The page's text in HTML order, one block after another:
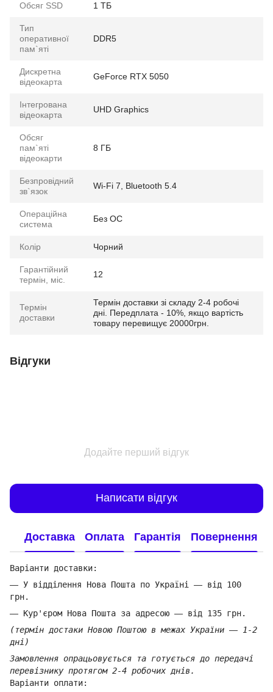
Обсяг SSD 1 ТБ
Тип
оперативної
пам`яті
DDR5
Дискретна
відеокарта
GeForce RTX 5050
Інтегрована
відеокарта
UHD Graphics
Обсяг
пам`яті
відеокарти
8 ГБ
Безпровідний
зв`язок
Wi-Fi 7, Bluetooth 5.4
Операційна
система
Без ОС
Колір Чорний
Гарантійний
термін, міс.
12
Термін
доставки
Термін доставки зі складу 2-4 робочі
дні. Передплата - 10%, якщо вартість
товару перевищує 20000грн.
Відгуки
Додайте перший відгук
Написати відгук
Доставка Оплата Гарантія Повернення
Варіанти доставки:
— У відділення Нова Пошта по Україні — від 100
грн.
— Кур'єром Нова Пошта за адресою — від 135 грн.
(термін достаки Новою Поштою в межах України — 1-2
дні)
Замовлення опрацьовується та готується до передачі
перевізнику протягом 2-4 робочих днів.
Варіанти оплати: